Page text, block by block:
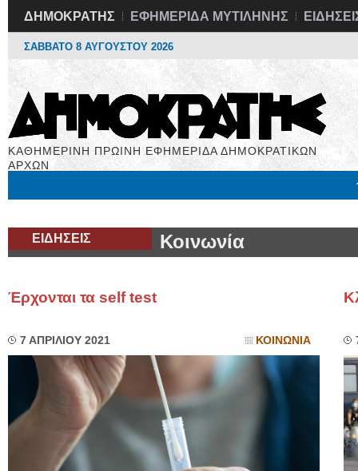
ΔΗΜΟΚΡΑΤΗΣ ΕΦΗΜΕΡΙΔΑ ΜΥΤΙΛΗΝΗΣ
ΣΑΒΒΑΤΟ 8 ΑΥΓΟΥΣΤΟΥ 2026
ΚΑΘΗΜΕΡΙΝΗ ΠΡΩΙΝΗ ΕΦΗΜΕΡΙΔΑ ΔΗΜΟΚΡΑΤΙΚΩΝ
ΑΡΧΩΝ
ΕΙΔΗΣΕΙΣ Κοινωνία
Έρχονται τα self test
7 ΑΠΡΙΛΙΟΥ 2021 ΚΟΙΝΩΝΙΑ